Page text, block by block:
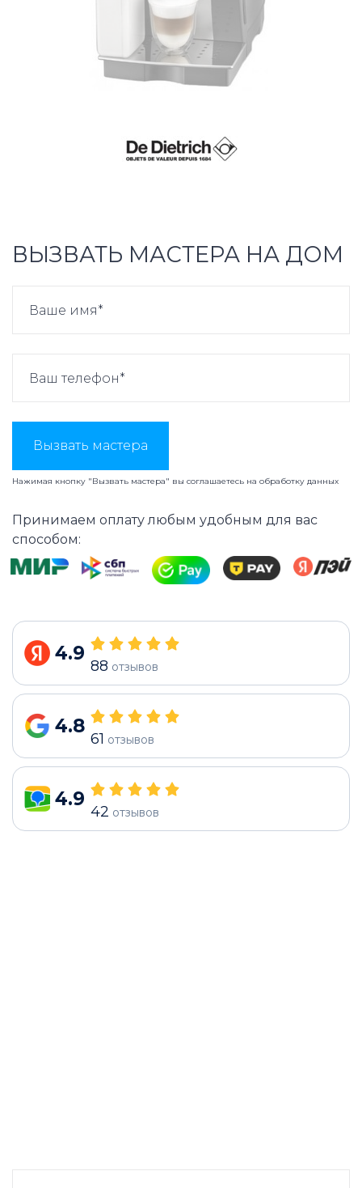
ВЫЗВАТЬ МАСТЕРА НА ДОМ
Вызвать мастера
Нажимая кнопку "Вызвать мастера" вы соглашаетесь на обработку данных
Принимаем оплату любым удобным для вас
способом:
4.9
88 отзывов
4.8
61 отзывов
4.9
42 отзывов